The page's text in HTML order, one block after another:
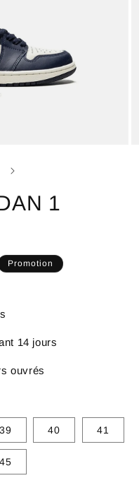
1
Promotion
14 jours
ouvrés
39 40 41
45